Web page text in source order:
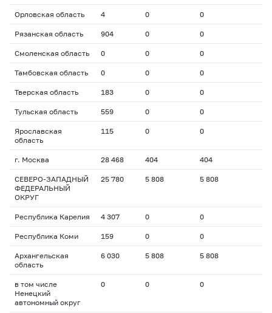
Орловская область 4 0 0
Рязанская область 904 0 0
Смоленская область 0 0 0
Тамбовская область 0 0 0
Тверская область 183 0 0
Тульская область 559 0 0
Ярославская
область
115 0 0
г. Москва 28 468 404 404
СЕВЕРО-ЗАПАДНЫЙ
ФЕДЕРАЛЬНЫЙ
ОКРУГ
25 780 5 808 5 808
Республика Карелия 4 307 0 0
Республика Коми 159 0 0
Архангельская
область
6 030 5 808 5 808
в том числе
Ненецкий
автономный округ
0 0 0